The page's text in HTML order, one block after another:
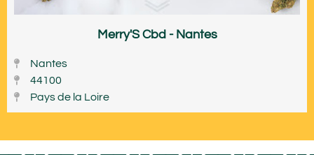
Merry'S Cbd - Nantes
Nantes
44100
Pays de la Loire